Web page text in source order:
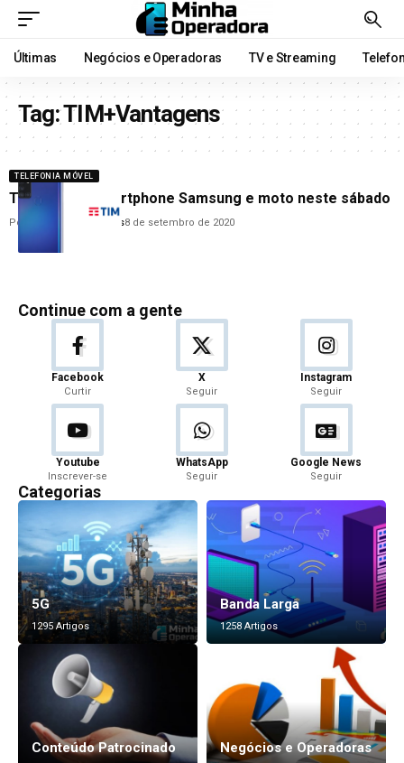
Últimas Negócios e Operadoras TV e Streaming
Tag:TIM+Vantagens
TELEFONIA MÓVEL
TIM sorteia smartphone Samsung e moto neste sábado
Por Anderson Guimarães8 de setembro de 2020
Continue com a gente
Facebook
Curtir
X
Seguir
Instagram
Seguir
Youtube
Inscrever-se
WhatsApp
Seguir
Google News
Seguir
Categorias
5G
1295 Artigos
Banda Larga
1258 Artigos
Conteúdo Patrocinado Negócios e Operadoras